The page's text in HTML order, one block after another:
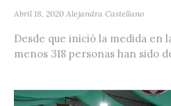
Abril 18, 2020 Alejandra Castellano
Desde que inició la medida en
menos 318 personas han sido